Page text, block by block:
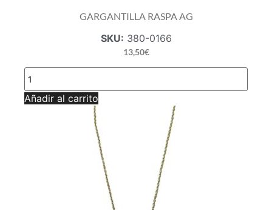
GARGANTILLA RASPA AG
SKU: 380-0166
13,50€
GARGANTILLA
RASPA
AG
cantidad
Añadir al carrito